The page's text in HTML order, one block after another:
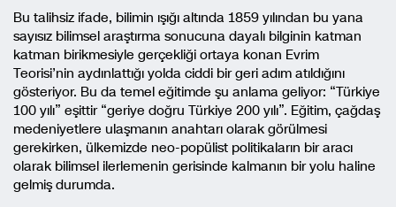
Bu talihsiz ifade, bilimin ışığı altında 1859 yılından bu yana
sayısız bilimsel araştırma sonucuna dayalı bilginin katman
katman birikmesiyle gerçekliği ortaya konan Evrim
Teorisi’nin aydınlattığı yolda ciddi bir geri adım atıldığını
gösteriyor. Bu da temel eğitimde şu anlama geliyor: “Türkiye
100 yılı” eşittir “geriye doğru Türkiye 200 yılı”. Eğitim, çağdaş
medeniyetlere ulaşmanın anahtarı olarak görülmesi
gerekirken, ülkemizde neo-popülist politikaların bir aracı
olarak bilimsel ilerlemenin gerisinde kalmanın bir yolu haline
gelmiş durumda.